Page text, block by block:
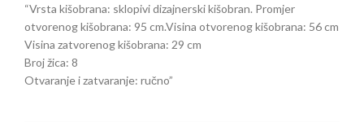
“Vrsta kišobrana: sklopivi dizajnerski kišobran. Promjer
otvorenog kišobrana: 95 cm.Visina otvorenog kišobrana: 56 cm
Visina zatvorenog kišobrana: 29 cm
Broj žica: 8
Otvaranje i zatvaranje: ručno”